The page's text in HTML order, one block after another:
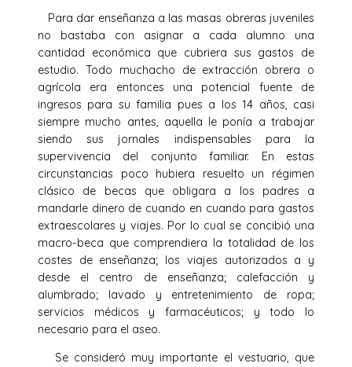
Para dar enseñanza a las masas obreras juveniles
no bastaba con asignar a cada alumno una
cantidad económica que cubriera sus gastos de
estudio. Todo muchacho de extracción obrera o
agrícola era entonces una potencial fuente de
ingresos para su familia pues a los 14 años, casi
siempre mucho antes, aquella le ponía a trabajar
siendo sus jornales indispensables para la
supervivencia del conjunto familiar. En estas
circunstancias poco hubiera resuelto un régimen
clásico de becas que obligara a los padres a
mandarle dinero de cuando en cuando para gastos
extraescolares y viajes. Por lo cual se concibió una
macro-beca que comprendiera la totalidad de los
costes de enseñanza; los viajes autorizados a y
desde el centro de enseñanza; calefacción y
alumbrado; lavado y entretenimiento de ropa;
servicios médicos y farmacéuticos; y todo lo
necesario para el aseo.
Se consideró muy importante el vestuario, que